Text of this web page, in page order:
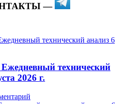
—
технический
2026 г.